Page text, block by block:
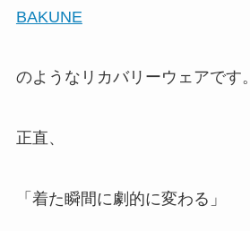
BAKUNE
のようなリカバリーウェアです。
正直、
「着た瞬間に劇的に変わる」